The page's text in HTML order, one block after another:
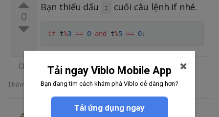
0
Bạn thiếu dấu : cuối câu lệnh if nhé.
if t%3 == 0 and t%5 == 0:
Chia sẻ
Thêm một bình luận
Tải ngay Viblo Mobile App
Bạn đang tìm cách khám phá Viblo dễ dàng hơn?
Tải ứng dụng ngay